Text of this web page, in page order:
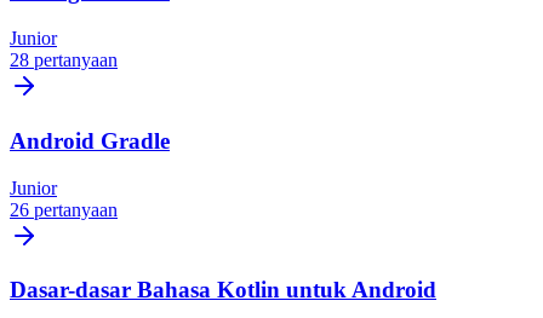
Junior
28 pertanyaan
Android Gradle
Junior
26 pertanyaan
Dasar-dasar Bahasa Kotlin untuk Android